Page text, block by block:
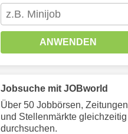
ANWENDEN
Jobsuche mit JOBworld
Über 50 Jobbörsen, Zeitungen
und Stellenmärkte gleichzeitig
durchsuchen.